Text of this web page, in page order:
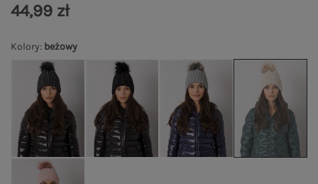
Kolory: beżowy
44,99 zł